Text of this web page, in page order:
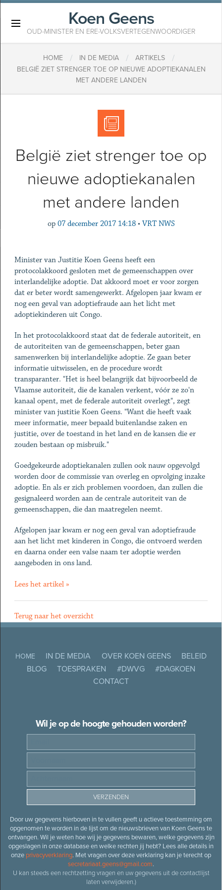
Koen Geens
OUD-MINISTER EN ERE-VOLKSVERTEGENWOORDIGER
HOME / IN DE MEDIA / ARTIKELS /
​BELGIË ZIET STRENGER TOE OP NIEUWE ADOPTIEKANALEN
MET ANDERE LANDEN
​België ziet strenger toe op
nieuwe adoptiekanalen
met andere landen
op 07 december 2017 14:18 • VRT NWS
Minister van Justitie Koen Geens heeft een
protocolakkoord gesloten met de gemeenschappen over
interlandelijke adoptie. Dat akkoord moet er voor zorgen
dat er beter wordt samengewerkt. Afgelopen jaar kwam er
nog een geval van adoptiefraude aan het licht met
adoptiekinderen uit Congo.
In het protocolakkoord staat dat de federale autoriteit, en
de autoriteiten van de gemeenschappen, beter gaan
samenwerken bij interlandelijke adoptie. Ze gaan beter
informatie uitwisselen, en de procedure wordt
transparanter. "Het is heel belangrijk dat bijvoorbeeld de
Vlaamse autoriteit, die de kanalen verkent, vóór ze zo'n
kanaal opent, met de federale autoriteit overlegt", zegt
minister van justitie Koen Geens. "Want die heeft vaak
meer informatie, meer bepaald buitenlandse zaken en
justitie, over de toestand in het land en de kansen die er
zouden bestaan op misbruik."
Goedgekeurde adoptiekanalen zullen ook nauw opgevolgd
worden door de commissie van overleg en opvolging inzake
adoptie. En als er zich problemen voordoen, dan zullen die
gesignaleerd worden aan de centrale autoriteit van de
gemeenschappen, die dan maatregelen neemt.
Afgelopen jaar kwam er nog een geval van adoptiefraude
aan het licht met kinderen in Congo, die ontvoerd werden
en daarna onder een valse naam ter adoptie werden
aangeboden in ons land.
Lees het artikel »
Terug naar het overzicht
HOME IN DE MEDIA OVER KOEN GEENS
BELEID
BLOG
TOESPRAKEN #DWVG
#DAGKOEN
CONTACT
Wil je op de hoogte gehouden worden?
Door uw gegevens hierboven in te vullen geeft u actieve toestemming om
opgenomen te worden in de lijst om de nieuwsbrieven van Koen Geens te
ontvangen. Wil je weten hoe wij je gegevens bewaren, welke gegevens zijn
opgeslagen in onze database en welke rechten jij hebt? Lees alle details in
onze privacyverklaring. Met vragen over deze verklaring kan je terecht op
secretariaat.geens@gmail.com.
U kan steeds een rechtzetting vragen en uw gegevens uit de contactlijst
laten verwijderen.)